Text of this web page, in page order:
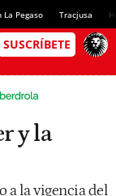
La Pegaso Tracjusa
y la
a la vigencia del